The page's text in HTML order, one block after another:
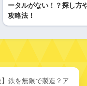
ータルがない！？探し方
攻略法！
】鉄を無限で製造？ア